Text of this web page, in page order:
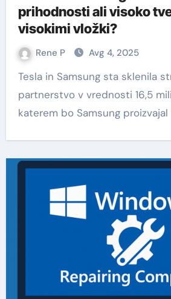
prihodnosti ali visoko
visokimi vložki?
Rene P Avg 4, 2025
Tesla in Samsung sta sklenila strateško
partnerstvo v vrednosti 16,5
katerem bo Samsung